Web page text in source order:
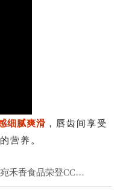
细腻爽滑 ，唇齿间享受
营养。
央视！相信品牌的力量，宛禾香食品荣登CCTV-17农业农村频道展播